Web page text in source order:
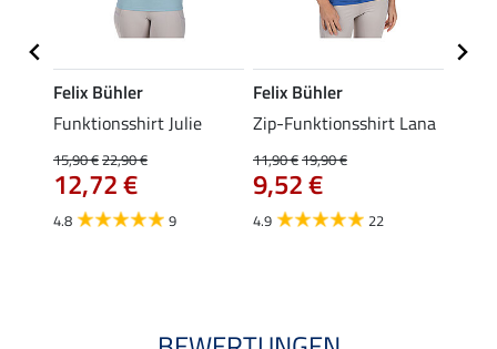
Felix Bühler
Funktionsshirt Julie
15,90 €22,90 €
12,72 €
4.8 9
Felix Bühler
Zip-Funktionsshirt Lana
11,90 €19,90 €
9,52 €
4.9 22